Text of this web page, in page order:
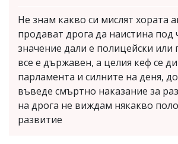
Не знам какво си мислят хората
продават дрога да наистина под
значение дали е полицейски или
все е държавен, а целия кеф се
парламента и силните на деня,
въведе смъртно наказание за
на дрога не виждам някакво
развитие